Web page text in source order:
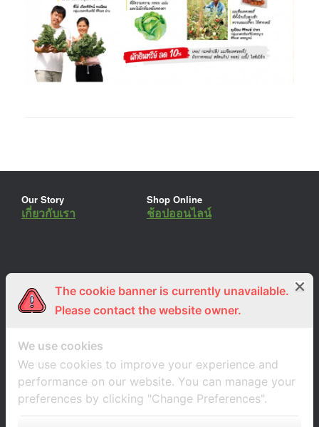
Our Story
เกี่ยวกับเรา
Shop Online
ช้อปออนไลน์
ร่วมงานกับเรา
สมัครงาน
Lemon Farm Cafe
ร้านอาหารอินทรีย์
The cookie banner is currently unavailable.
Please contact the website owner.
We use cookies
We use cookies to improve your experience and
performance on our website. You can manage your
preferences by clicking "Change Preferences".